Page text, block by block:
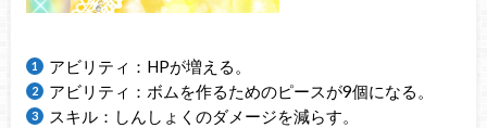
アビリティ：HPが増える。
アビリティ：ボムを作るためのピースが9個になる。
スキル：しんしょくのダメージを減らす。